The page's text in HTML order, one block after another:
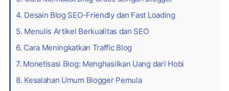
4. Desain Blog SEO-Friendly dan Fast Loading
5. Menulis Artikel Berkualitas dan SEO
6. Cara Meningkatkan Traffic Blog
7. Monetisasi Blog: Menghasilkan Uang dari Hobi
8. Kesalahan Umum Blogger Pemula